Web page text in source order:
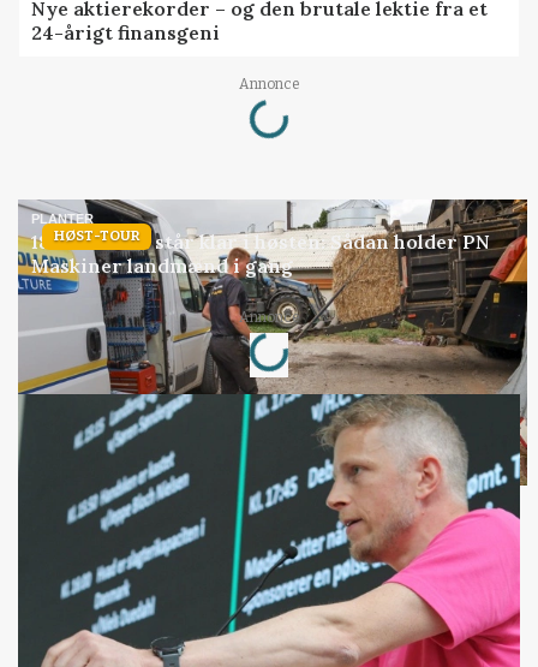
Nye aktierekorder – og den brutale lektie fra et
24-årigt finansgeni
Annonce
Loading...
HØST-TOUR
PLANTER
18 montører står klar i høsten: Sådan holder PN
Maskiner landmænd i gang
Annonce
Loading...